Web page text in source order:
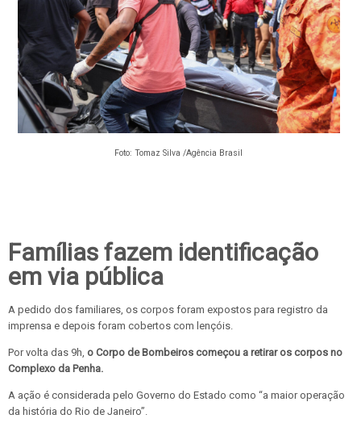
Foto: Tomaz Silva /Agência Brasil
Famílias fazem identificação
em via pública
A pedido dos familiares, os corpos foram expostos para registro da
imprensa e depois foram cobertos com lençóis.
Por volta das 9h, o Corpo de Bombeiros começou a retirar os corpos no
Complexo da Penha.
A ação é considerada pelo Governo do Estado como “a maior operação
da história do Rio de Janeiro”.